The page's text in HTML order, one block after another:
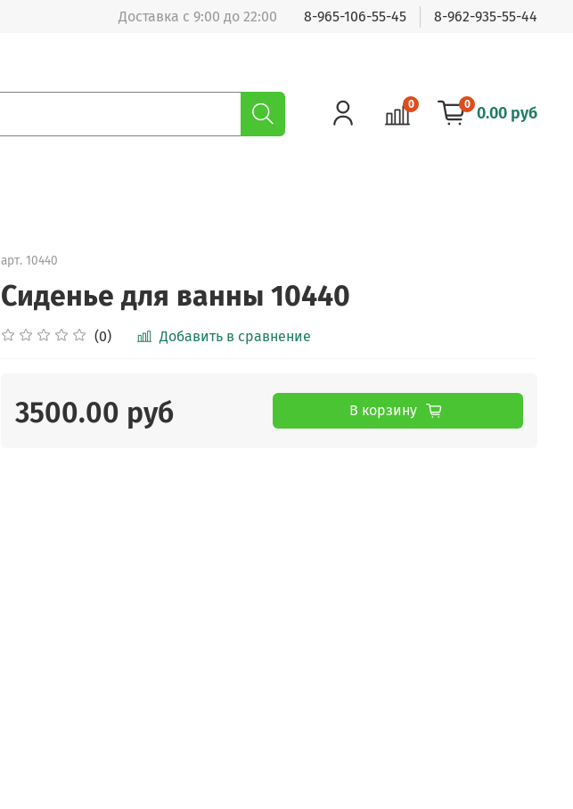
Доставка с 9:00 до 22:00 8-965-106-55-45 8-962-935-55-44
0 0 0.00 руб
арт. 10440
Сиденье для ванны 10440
(0) Добавить в сравнение
3500.00 руб В корзину